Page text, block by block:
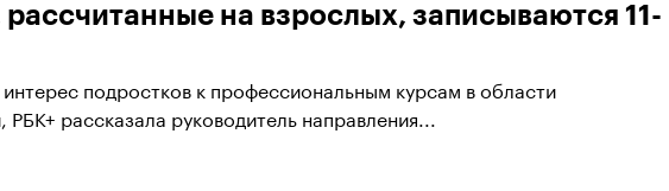
на взрослых, записываются 11-
подростков к профессиональным курсам в области
рассказала руководитель направления...